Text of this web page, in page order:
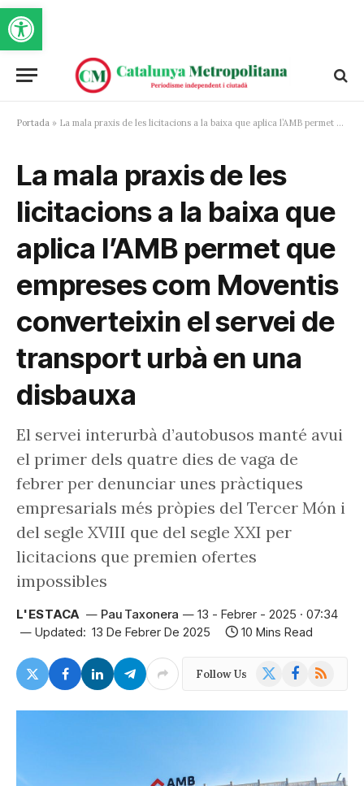
Obre la barra d'eines
Portada » La mala praxis de les licitacions a la baixa que aplica l’AMB permet que empreses com Moventis converteixin el servei de transport urbà en una disbauxa
La mala praxis de les
licitacions a la baixa que
aplica l’AMB permet que
empreses com Moventis
converteixin el servei de
transport urbà en una
disbauxa
El servei interurbà d’autobusos manté avui
el primer dels quatre dies de vaga de
febrer per denunciar unes pràctiques
empresarials més pròpies del Tercer Món i
del segle XVIII que del segle XXI per
licitacions que premien ofertes
impossibles
L'ESTACA Pau Taxonera
13 - Febrer - 2025 · 07:34
Updated: 13 De Febrer De 2025 10 Mins Read
Follow Us Facebook
RSS